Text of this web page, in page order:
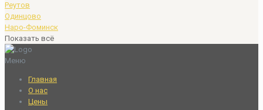
Реутов
Одинцово
Наро-Фоминск
Показать всё
Меню
Главная
О нас
Цены